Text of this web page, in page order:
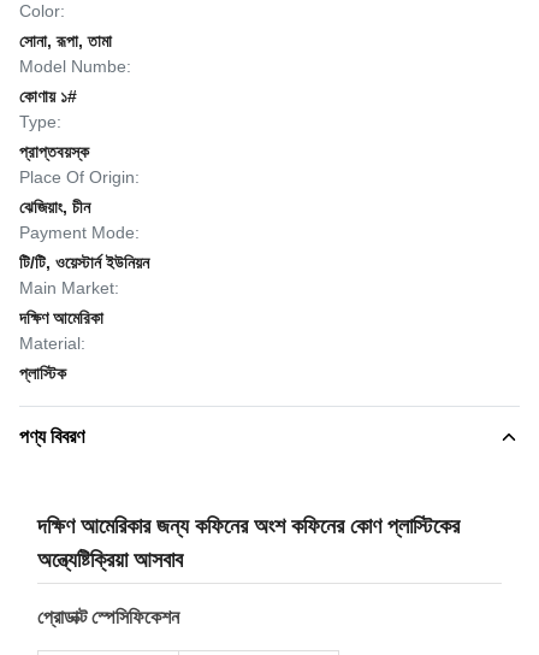
Color:
সোনা, রূপা, তামা
Model Numbe:
কোণায় ১#
Type:
প্রাপ্তবয়স্ক
Place Of Origin:
ঝেজিয়াং, চীন
Payment Mode:
টি/টি, ওয়েস্টার্ন ইউনিয়ন
Main Market:
দক্ষিণ আমেরিকা
Material:
প্লাস্টিক
পণ্য বিবরণ
দক্ষিণ আমেরিকার জন্য কফিনের অংশ কফিনের কোণ প্লাস্টিকের
অন্ত্যেষ্টিক্রিয়া আসবাব
প্রোডাক্ট স্পেসিফিকেশন